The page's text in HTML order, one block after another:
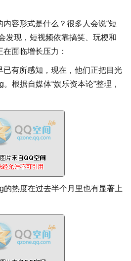
容形式是什么？很多人会说“短
发现，短视频依靠搞笑、玩梗和
面临增长压力：
已有所感知，现在，他们正把目光
根据自媒体“娱乐资本论”整理，
热度在过去半个月里也有显著上